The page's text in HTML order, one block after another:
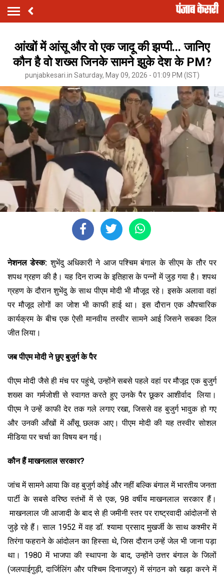
आंखों में आंसू और वो एक जादू की झप्पी... जानिए
कौन है वो शख्स जिनके सामने झुके देश के PM?
punjabkesari.in Saturday, May 09, 2026 - 01:09 PM (IST)
नेशनल डेस्क:शुभेंदु अधिकारी ने आज पश्चिम बंगाल के सीएम के तौर पर
शपथ ग्रहण की है। यह दिन राज्य के इतिहास के पन्नों में जुड़ गया है। शपथ
ग्रहण के दौरान शुभेंदु के साथ पीएम मोदी भी मौजूद रहे। इसके अलावा वहां
पर मौजूद लोगों का जोश भी काफी हाई था। इस दौरान एक औपचारिक
कार्यक्रम के बीच एक ऐसी मानवीय तस्वीर सामने आई जिसने सबका दिल
जीत लिया।
जब पीएम मोदी ने छुए बुजुर्ग के पैर
पीएम मोदी जैसे ही मंच पर पहुंचे, उन्होंने सबसे पहले वहां पर मौजूद एक बुजुर्ग
शख्स का गर्मजोशी से स्वागत करते हुए उनके पैर छूकर आशीर्वाद लिया।
पीएम ने उन्हें काफी देर तक गले लगाए रखा, जिससे वह बुजुर्ग भावुक हो गए
और उनकी आँखों में आँसू छलक आए। पीएम मोदी की यह तस्वीर सोशल
मीडिया पर चर्चा का विषय बन गई।
कौन हैं माखनलाल सरकार?
जांच में सामने आया कि वह बुजुर्ग कोई और नहीं बल्कि बंगाल में भारतीय जनता
पार्टी के सबसे वरिष्ठ स्तंभों में से एक, 98 वर्षीय माखनलाल सरकार हैं।
माखनलाल जी आजादी के बाद से ही जमीनी स्तर पर राष्ट्रवादी आंदोलनों से
जुड़े रहे हैं। साल 1952 में वह डॉ. श्यामा प्रसाद मुखर्जी के साथ कश्मीर में
तिरंगा फहराने के आंदोलन का हिस्सा थे, जिस दौरान उन्हें जेल भी जाना पड़ा
था। 1980 में भाजपा की स्थापना के बाद, उन्होंने उत्तर बंगाल के जिलों
(जलपाईगुड़ी, दार्जिलिंग और पश्चिम दिनाजपुर) में संगठन को खड़ा करने में